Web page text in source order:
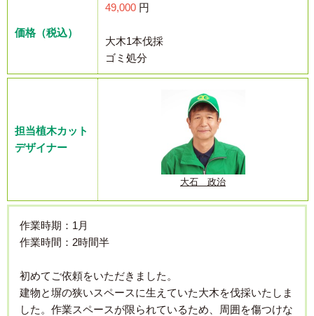
価格（税込）
49,000 円
大木1本伐採
ゴミ処分
担当植木カット
デザイナー
大石 政治
作業時期：1月
作業時間：2時間半
初めてご依頼をいただきました。
建物と塀の狭いスペースに生えていた大木を伐採いたしま
した。作業スペースが限られているため、周囲を傷つけな